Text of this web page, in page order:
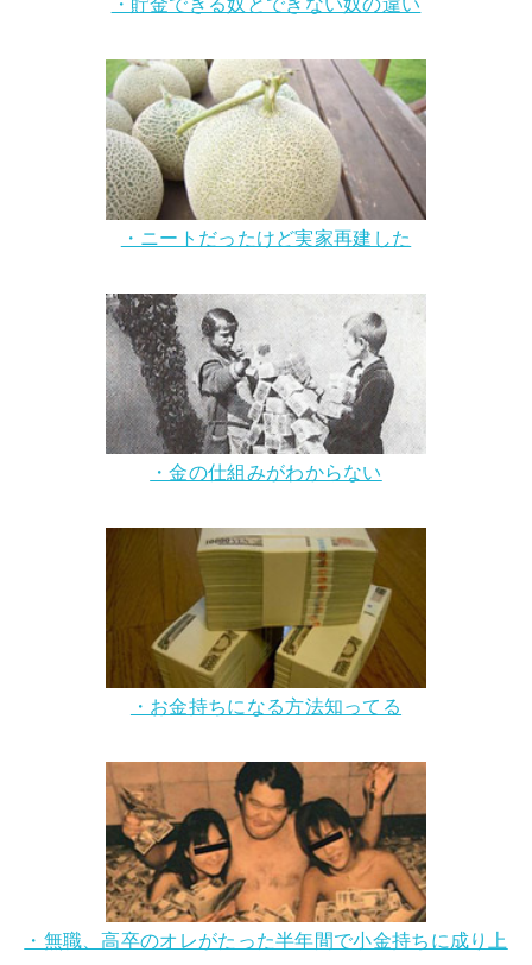
・ニートだったけど実家再建した
・金の仕組みがわからない
・お金持ちになる方法知ってる
・無職、高卒のオレがたった半年間で小金持ちに成り上